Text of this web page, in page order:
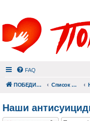
FAQ
ПОБЕДИШЬ.РУ Список форумов
Наши